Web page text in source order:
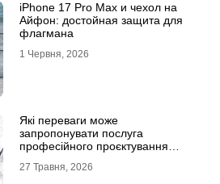
iPhone 17 Pro Max и чехол на
Айфон: достойная защита для
флагмана
1 Червня, 2026
Які переваги може
запропонувати послуга
професійного проєктування
27 Травня, 2026